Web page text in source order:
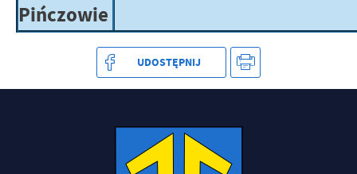
Pińczowie
UDOSTĘPNIJ